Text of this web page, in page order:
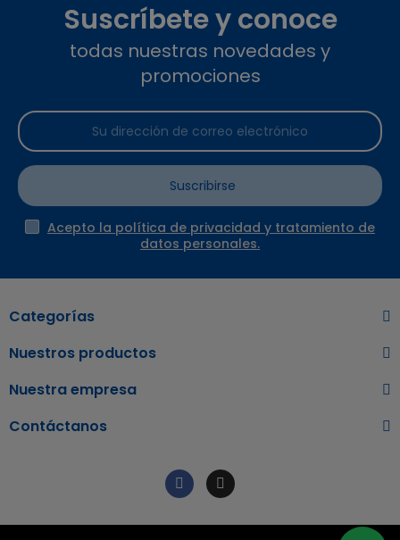
Suscríbete y conoce
todas nuestras novedades y
promociones
Suscribirse
Acepto la política de privacidad y tratamiento de
datos personales.
Contáctanos
Nuestra empresa
Nuestros productos
Categorías